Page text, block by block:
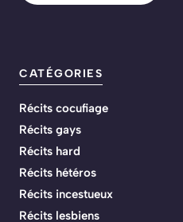
CATÉGORIES
Récits cocufiage
Récits gays
Récits hard
Récits hétéros
Récits incestueux
Récits lesbiens